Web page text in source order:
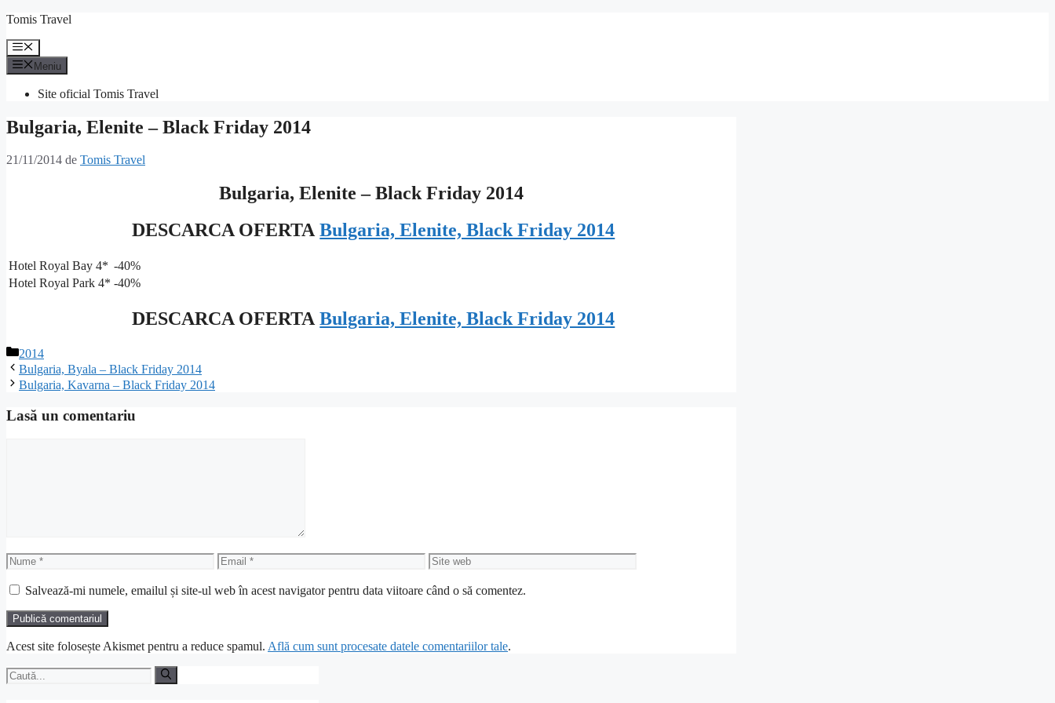
Sari
conținut
Tomis Travel
Meniu
Meniu
Site oficial Tomis Travel
Bulgaria, Elenite – Black Friday 2014
21/11/2014 de Tomis Travel
Bulgaria, Elenite – Black Friday 2014
DESCARCA OFERTABulgaria, Elenite, Black Friday 2014
Hotel Royal Bay 4* -40%
Hotel Royal Park 4* -40%
DESCARCA OFERTABulgaria, Elenite, Black Friday 2014
Categorii
2014
Bulgaria, Byala – Black Friday 2014
Bulgaria, Kavarna – Black Friday 2014
Lasă un comentariu
Nume Email
Site
web
Salvează-mi numele, emailul și site-ul web în acest navigator pentru data viitoare când o să comentez.
Acest site folosește Akismet pentru a reduce spamul. Află cum sunt procesate datele comentariilor tale.
Caută
după: